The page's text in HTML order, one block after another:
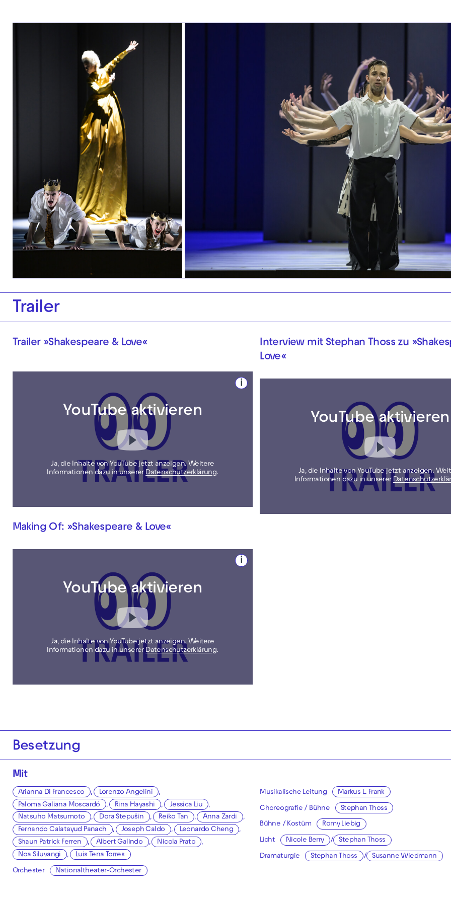
Trailer
Trailer »Shakespeare & Love«
YouTube aktivieren
i
Ja, die Inhalte von YouTube jetzt anzeigen. Weitere
Informationen dazu in unserer Datenschutzerklärung.
Making Of: »Shakespeare & Love«
YouTube aktivieren
i
Ja, die Inhalte von YouTube jetzt anzeigen. Weitere
Informationen dazu in unserer Datenschutzerklärung.
Interview mit Stephan Thoss zu
Love«
YouTube aktivieren
Ja, die Inhalte von YouTube jetzt anzeigen.
Informationen dazu in unserer
Besetzung
Mit
Arianna Di Francesco , Lorenzo Angelini
,
Paloma Galiana Moscardó
, Rina Hayashi , Jessica Liu
,
Natsuho Matsumoto
, Dora Stepušin , Reiko Tan , Anna Zardi
,
Fernando Calatayud Panach
, Joseph Caldo , Leonardo Cheng
,
Shaun Patrick Ferren
, Albert Galindo , Nicola Prato
,
Noa Siluvangi
, Luis Tena Torres
Orchester Nationaltheater-Orchester
Musikalische Leitung Markus L. Frank
Choreografie / Bühne Stephan Thoss
Bühne / Kostüm Romy Liebig
Licht Nicole Berry / Stephan Thoss
Dramaturgie Stephan Thoss / Susanne Wiedmann